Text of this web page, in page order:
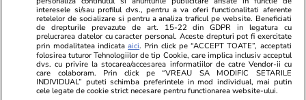
ați luat țeapă”
cazarea
Bani și Afaceri 04 aug.
interesele si/sau profilul dvs., pentru a va oferi functionalitati aferente
retelelor de socializare si pentru a analiza traficul pe website. Beneficiati
de drepturile prevazute de art. 15-22 din GDPR in legatura cu
prelucrarea datelor cu caracter personal. Aceste drepturi pot fi exercitate
prin modalitatea indicataaici. Prin click pe “ACCEPT TOATE”, acceptati
folosirea tuturor Tehnologiilor de tip Cookie, care implica inclusiv acceptul
dvs. cu privire la stocarea/accesarea informatiilor de catre Vendor-ii cu
care colaboram. Prin click pe “VREAU SA MODIFIC SETARILE
INDIVIDUAL” puteti schimba preferintele in mod individual, mai putin
cele legate de cookie strict necesare pentru functionarea website-ului.